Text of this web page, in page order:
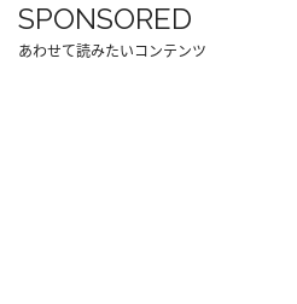
SPONSORED
あわせて読みたいコンテンツ